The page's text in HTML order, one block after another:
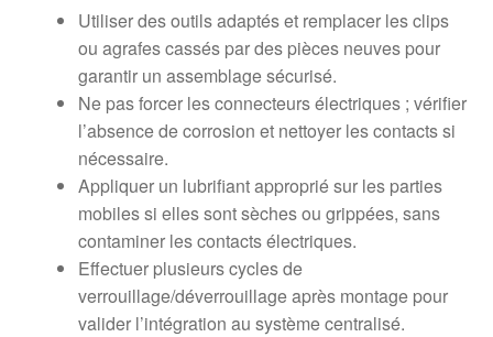
Utiliser des outils adaptés et remplacer les clips
ou agrafes cassés par des pièces neuves pour
garantir un assemblage sécurisé.
Ne pas forcer les connecteurs électriques ; vérifier
l’absence de corrosion et nettoyer les contacts si
nécessaire.
Appliquer un lubrifiant approprié sur les parties
mobiles si elles sont sèches ou grippées, sans
contaminer les contacts électriques.
Effectuer plusieurs cycles de
verrouillage/déverrouillage après montage pour
valider l’intégration au système centralisé.